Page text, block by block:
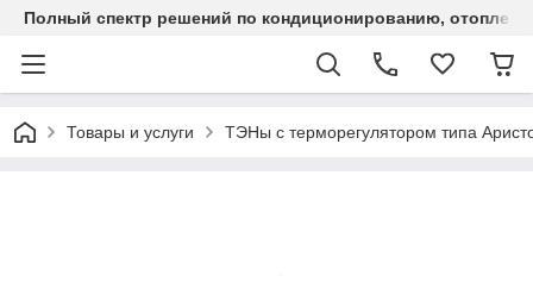
Полный спектр решений по кондиционированию,
Товары и услуги ТЭНы с терморегулятором типа